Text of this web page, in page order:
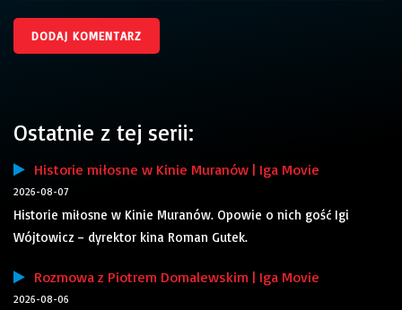
Ostatnie z tej serii:
Historie miłosne w Kinie Muranów | Iga Movie
2026-08-07
Historie miłosne w Kinie Muranów. Opowie o nich gość Igi
Wójtowicz – dyrektor kina Roman Gutek.
Rozmowa z Piotrem Domalewskim | Iga Movie
2026-08-06